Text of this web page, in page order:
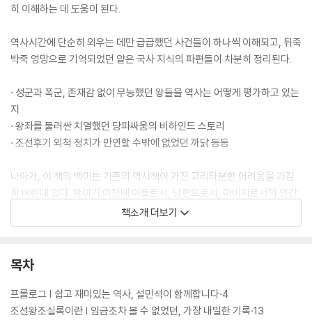
히 이해하는 데 도움이 된다.
역사시간에 단순히 외우는 데만 급급했던 사건들이 하나씩 이해되고, 뒤죽
박죽 엉망으로 기억되었던 얕은 국사 지식의 파편들이 차분히 정리된다.
· 성군과 폭군, 존재감 없이 무능했던 왕들을 역사는 어떻게 평가하고 있는
지
· 왕좌를 둘러싼 치열했던 당파싸움의 비하인드 스토리
· 조선후기 외척 정치가 만연할 수밖에 없었던 까닭 등등
나아가, 이 책의 백미는 기존의 역사책이 가진 고리타분한 어려움을 과감
히 버린데 있다. 왕이기 이전에 아들로서, 남편으로서, 아버지로서의 인간
적인 삶이 낱낱이 드러난 모습들은 교과서에서는 결코 찾아볼 수 없는 남
다른 재미를 선사한다.
책소개 더보기
목차
프롤로그 | 쉽고 재미있는 역사, 설민석이 함께합니다·4
조선왕조실록이란 | 임금조차 볼 수 없었던, 가장 내밀한 기록·13